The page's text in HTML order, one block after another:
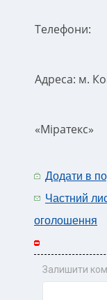
Телефони:
Адреса: м.
«Міратекс»
Додати в
Частний
оголошення
Залишити